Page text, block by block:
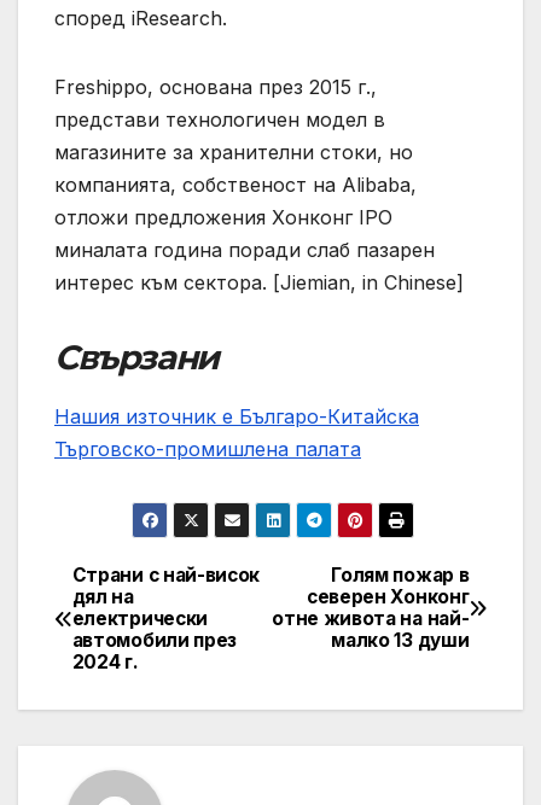
според iResearch.
Freshippo, основана през 2015 г.,
представи технологичен модел в
магазините за хранителни стоки, но
компанията, собственост на Alibaba,
отложи предложения Хонконг IPO
миналата година поради слаб пазарен
интерес към сектора. [Jiemian, in Chinese]
Свързани
Нашия източник е Българо-Китайска
Търговско-промишлена палaта
Post
navigation
Голям пожар в
северен Хонконг
отне живота на най-
малко 13 души
Страни с най-висок
дял на
електрически
автомобили през
2024 г.